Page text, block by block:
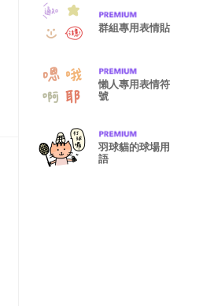
群組專用表情貼
懶人專用表情符
號
羽球貓的球場用
語